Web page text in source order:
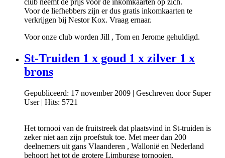
club neemt de prijs voor de inkomkaarten op zich.
Voor de liefhebbers zijn er dus gratis inkomkaarten te
verkrijgen bij Nestor Kox. Vraag ernaar.
Voor onze club worden Jill , Tom en Jerome gehuldigd.
St-Truiden 1 x goud 1 x zilver 1 x
brons
Gepubliceerd: 17 november 2009 | Geschreven door Super
User| Hits: 5721
Het tornooi van de fruitstreek dat plaatsvind in St-truiden is
zeker niet aan zijn proefstuk toe. Met meer dan 200
deelnemers uit gans Vlaanderen , Wallonië en Nederland
behoort het tot de grotere Limburgse tornooien.